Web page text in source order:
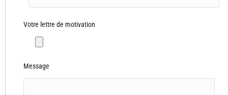
Votre lettre de motivation
Message